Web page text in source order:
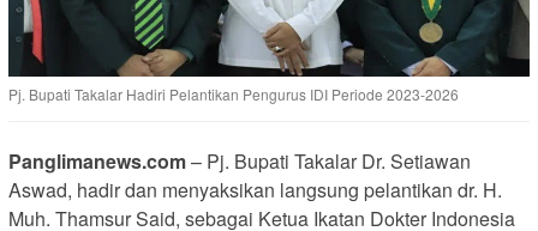
Pj. Bupati Takalar Hadiri Pelantikan Pengurus IDI Periode 2023-2026
Panglimanews.com– Pj. Bupati Takalar Dr. Setiawan
Aswad, hadir dan menyaksikan langsung pelantikan dr. H.
Muh. Thamsur Said, sebagai Ketua Ikatan Dokter Indonesia